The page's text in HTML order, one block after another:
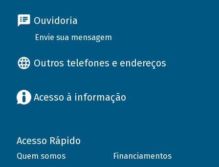
Ouvidoria
Envie sua mensagem
Outros telefones e endereços
Acesso à informação
Acesso Rápido
Quem somos
Financiamentos